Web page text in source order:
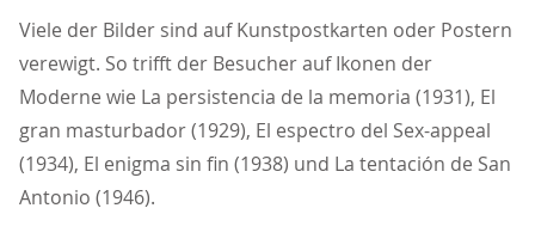
Viele der Bilder sind auf Kunstpostkarten oder Postern
verewigt. So trifft der Besucher auf Ikonen der
Moderne wie La persistencia de la memoria (1931), El
gran masturbador (1929), El espectro del Sex-appeal
(1934), El enigma sin fin (1938) und La tentación de San
Antonio (1946).